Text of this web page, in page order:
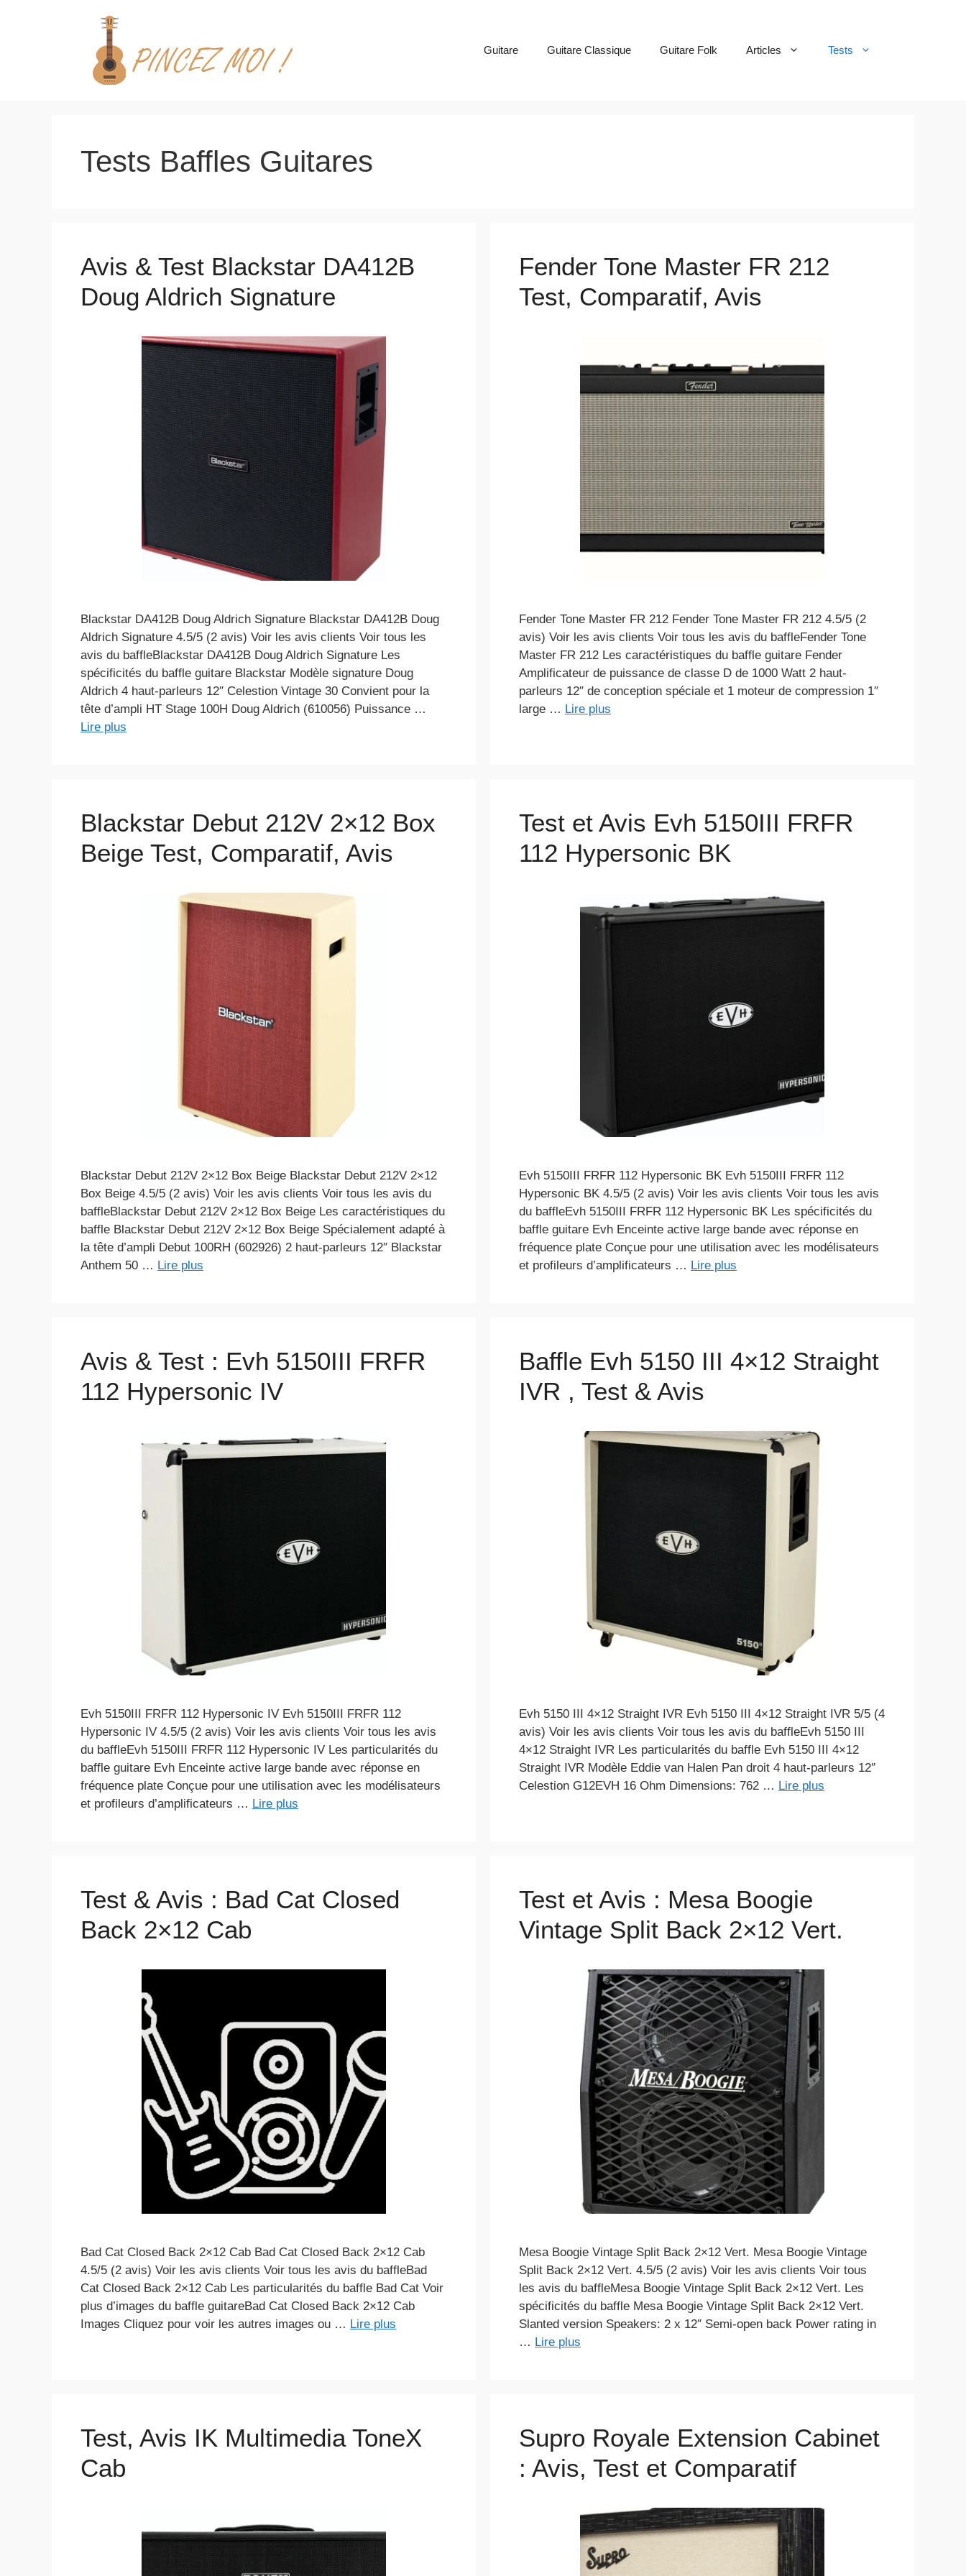
Guitare Guitare Classique Guitare Folk Articles Tests
Tests Baffles Guitares
Avis & Test Blackstar DA412B
Doug Aldrich Signature
Blackstar DA412B Doug Aldrich Signature Blackstar DA412B Doug
Aldrich Signature 4.5/5 (2 avis) Voir les avis clients Voir tous les
avis du baffleBlackstar DA412B Doug Aldrich Signature Les
spécificités du baffle guitare Blackstar Modèle signature Doug
Aldrich 4 haut-parleurs 12″ Celestion Vintage 30 Convient pour la
tête d’ampli HT Stage 100H Doug Aldrich (610056) Puissance …
Lire plus
Fender Tone Master FR 212
Test, Comparatif, Avis
Fender Tone Master FR 212 Fender Tone Master FR 212 4.5/5 (2
avis) Voir les avis clients Voir tous les avis du baffleFender Tone
Master FR 212 Les caractéristiques du baffle guitare Fender
Amplificateur de puissance de classe D de 1000 Watt 2 haut-
parleurs 12″ de conception spéciale et 1 moteur de compression 1″
large … Lire plus
Blackstar Debut 212V 2×12 Box
Beige Test, Comparatif, Avis
Blackstar Debut 212V 2×12 Box Beige Blackstar Debut 212V 2×12
Box Beige 4.5/5 (2 avis) Voir les avis clients Voir tous les avis du
baffleBlackstar Debut 212V 2×12 Box Beige Les caractéristiques du
baffle Blackstar Debut 212V 2×12 Box Beige Spécialement adapté à
la tête d’ampli Debut 100RH (602926) 2 haut-parleurs 12″ Blackstar
Anthem 50 … Lire plus
Test et Avis Evh 5150III FRFR
112 Hypersonic BK
Evh 5150III FRFR 112 Hypersonic BK Evh 5150III FRFR 112
Hypersonic BK 4.5/5 (2 avis) Voir les avis clients Voir tous les avis
du baffleEvh 5150III FRFR 112 Hypersonic BK Les spécificités du
baffle guitare Evh Enceinte active large bande avec réponse en
fréquence plate Conçue pour une utilisation avec les modélisateurs
et profileurs d’amplificateurs … Lire plus
Avis & Test : Evh 5150III FRFR
112 Hypersonic IV
Evh 5150III FRFR 112 Hypersonic IV Evh 5150III FRFR 112
Hypersonic IV 4.5/5 (2 avis) Voir les avis clients Voir tous les avis
du baffleEvh 5150III FRFR 112 Hypersonic IV Les particularités du
baffle guitare Evh Enceinte active large bande avec réponse en
fréquence plate Conçue pour une utilisation avec les modélisateurs
et profileurs d’amplificateurs … Lire plus
Baffle Evh 5150 III 4×12 Straight
IVR , Test & Avis
Evh 5150 III 4×12 Straight IVR Evh 5150 III 4×12 Straight IVR 5/5 (4
avis) Voir les avis clients Voir tous les avis du baffleEvh 5150 III
4×12 Straight IVR Les particularités du baffle Evh 5150 III 4×12
Straight IVR Modèle Eddie van Halen Pan droit 4 haut-parleurs 12″
Celestion G12EVH 16 Ohm Dimensions: 762 … Lire plus
Test & Avis : Bad Cat Closed
Back 2×12 Cab
Bad Cat Closed Back 2×12 Cab Bad Cat Closed Back 2×12 Cab
4.5/5 (2 avis) Voir les avis clients Voir tous les avis du baffleBad
Cat Closed Back 2×12 Cab Les particularités du baffle Bad Cat Voir
plus d’images du baffle guitareBad Cat Closed Back 2×12 Cab
Images Cliquez pour voir les autres images ou … Lire plus
Test et Avis : Mesa Boogie
Vintage Split Back 2×12 Vert.
Mesa Boogie Vintage Split Back 2×12 Vert. Mesa Boogie Vintage
Split Back 2×12 Vert. 4.5/5 (2 avis) Voir les avis clients Voir tous
les avis du baffleMesa Boogie Vintage Split Back 2×12 Vert. Les
spécificités du baffle Mesa Boogie Vintage Split Back 2×12 Vert.
Slanted version Speakers: 2 x 12″ Semi-open back Power rating in
… Lire plus
Test, Avis IK Multimedia ToneX
Cab
Supro Royale Extension Cabinet
: Avis, Test et Comparatif